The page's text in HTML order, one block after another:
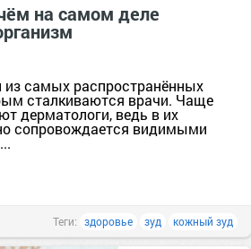
на самом деле
самых распространённых
сталкиваются врачи. Чаще
дерматологи, ведь в их
сопровождается видимыми
Теги: здоровье зуд кожный зуд